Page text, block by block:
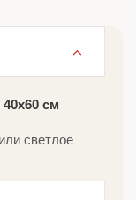
40х60 см
светлое